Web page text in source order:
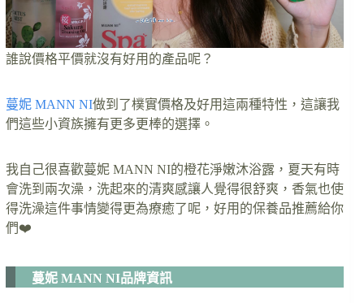
誰說價格平價就沒有好用的產品呢？
蔓妮 MANN NI做到了樸實價格及好用這兩種特性，這讓我
們這些小資族擁有更多更棒的選擇。
我自己很喜歡蔓妮 MANN NI的橙花淨嫩沐浴露，夏天有時
會洗到兩次澡，洗起來的清爽感讓人覺得很舒爽，香氣也使
得洗澡這件事情變得更為療癒了呢，好用的保養品推薦給你
們❤️
蔓妮 MANN NI品牌資訊